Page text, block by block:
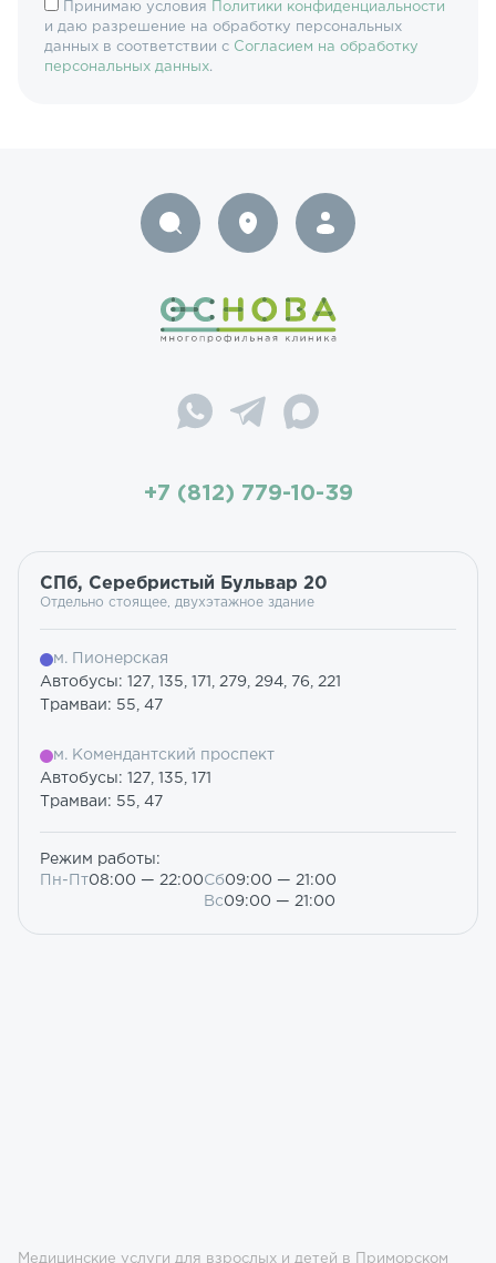
Принимаю условия
Политики конфиденциальности
и даю разрешение на обработку персональных
данных в соответствии с Согласием на обработку
персональных данных.
+7 (812) 779-10-39
СПб, Серебристый Бульвар 20
Отдельно стоящее, двухэтажное здание
м. Пионерская
Автобусы: 127, 135, 171, 279, 294, 76, 221
Трамваи: 55, 47
м. Комендантский проспект
Автобусы: 127, 135, 171
Трамваи: 55, 47
Режим работы:
Пн-Пт08:00 — 22:00Сб09:00 — 21:00
Вс09:00 — 21:00
Медицинские услуги для взрослых и детей в Приморском